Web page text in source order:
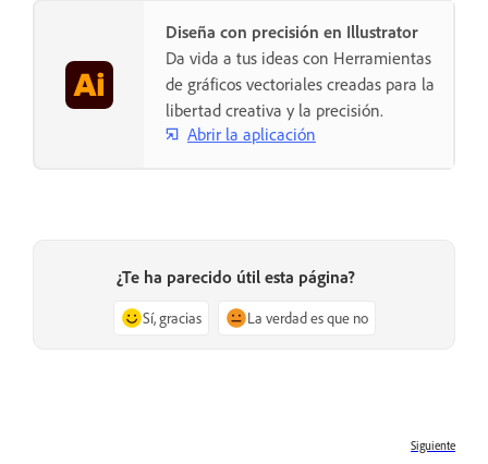
Diseña con precisión en Illustrator
Da vida a tus ideas con Herramientas
de gráficos vectoriales creadas para la
libertad creativa y la precisión.
Abrir la aplicación
¿Te ha parecido útil esta página?
Sí, gracias La verdad es que no
Siguiente